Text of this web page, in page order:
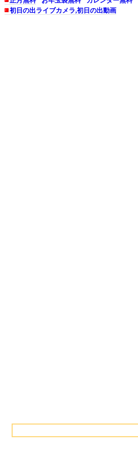
初日の出ライブカメラ,初日の出動画